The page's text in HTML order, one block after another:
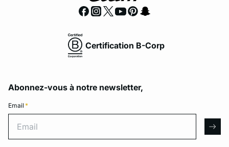
Certification B-Corp
Abonnez-vous à notre newsletter,
Email *